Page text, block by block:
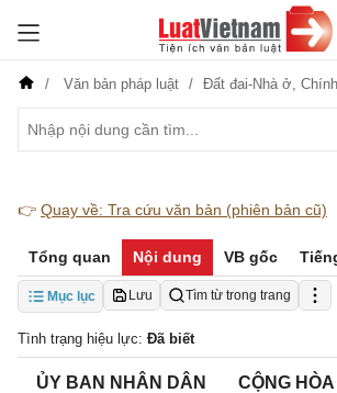
Văn bản pháp luật Đất đai-Nhà ở,
👉 Quay về: Tra cứu văn bản (phiên bản cũ)
Tổng quan Nội dung VB gốc
Mục lục Lưu Tìm từ trong trang
Tình trạng hiệu lực: Đã biết
ỦY BAN NHÂN DÂN
CỘNG